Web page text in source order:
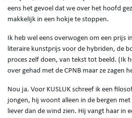
eens het gevoel dat we over het hoofd
makkelijk in een hokje te stoppen.
Ik heb wel eens overwogen om een prijs
literaire kunstprijs voor de hybriden, de
proces zelf doen, van tekst tot beeld. (Ik
over gehad met de CPNB maar ze zagen
Nou ja. Voor KUSLUK schreef ik een
jongen, hij woont alleen in de bergen
liever dan de wind zien. Hij vangt haar in